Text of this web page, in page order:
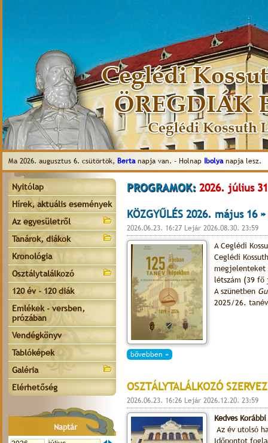
Ma 2026. augusztus 6. csütörtök, Bertanapja van. - Holnap Ibolyanapja lesz.
Nyitólap
Hírek, aktuális események
Az egyesületről
Tanárok, diákok
Kronológia
Osztálytalálkozó
120 év - 120 diák
Emlékek - versben,
prózában
Vendégkönyv
Tablóképek
Galéria
Elérhetőség
Naptár
PROGRAMOK: 2026. július
KÖZGYŰLÉS 2026. május 16 »
2026.06.23. 16:27 Lejár 2026.08.30. 23:59
A Ceglédi
Ceglédi
megjelenteket
létszám (39 fő
A szünetben
2025/26.
bővebben »
OSZTÁLYTALÁLKOZÓ
2026.06.23. 16:26 Lejár 2026.12.20. 23:59
Kedves
Az év utolsó
Időpontot